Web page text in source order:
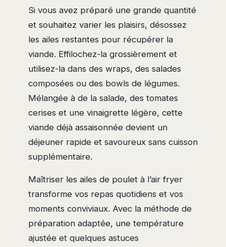
Si vous avez préparé une grande quantité
et souhaitez varier les plaisirs, désossez
les ailes restantes pour récupérer la
viande. Effilochez-la grossièrement et
utilisez-la dans des wraps, des salades
composées ou des bowls de légumes.
Mélangée à de la salade, des tomates
cerises et une vinaigrette légère, cette
viande déjà assaisonnée devient un
déjeuner rapide et savoureux sans cuisson
supplémentaire.
Maîtriser les ailes de poulet à l’air fryer
transforme vos repas quotidiens et vos
moments conviviaux. Avec la méthode de
préparation adaptée, une température
ajustée et quelques astuces